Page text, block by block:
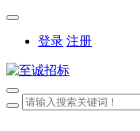
登录 注册